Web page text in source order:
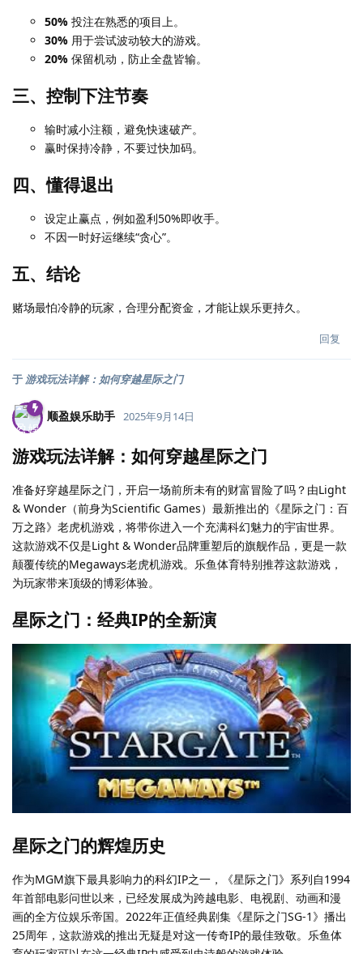
50% 投注在熟悉的项目上。
30% 用于尝试波动较大的游戏。
20% 保留机动，防止全盘皆输。
三、控制下注节奏
输时减小注额，避免快速破产。
赢时保持冷静，不要过快加码。
四、懂得退出
设定止赢点，例如盈利50%即收手。
不因一时好运继续“贪心”。
五、结论
赌场最怕冷静的玩家，合理分配资金，才能让娱乐更持久。
回复
于 游戏玩法详解：如何穿越星际之门
顺盈娱乐助手 2025年9月14日
游戏玩法详解：如何穿越星际之门
准备好穿越星际之门，开启一场前所未有的财富冒险了吗？由Light
& Wonder（前身为Scientific Games）最新推出的《星际之门：百
万之路》老虎机游戏，将带你进入一个充满科幻魅力的宇宙世界。
这款游戏不仅是Light & Wonder品牌重塑后的旗舰作品，更是一款
颠覆传统的Megaways老虎机游戏。乐鱼体育特别推荐这款游戏，
为玩家带来顶级的博彩体验。
星际之门：经典IP的全新演
星际之门的辉煌历史
作为MGM旗下最具影响力的科幻IP之一，《星际之门》系列自1994
年首部电影问世以来，已经发展成为跨越电影、电视剧、动画和漫
画的全方位娱乐帝国。2022年正值经典剧集《星际之门SG-1》播出
25周年，这款游戏的推出无疑是对这一传奇IP的最佳致敬。乐鱼体